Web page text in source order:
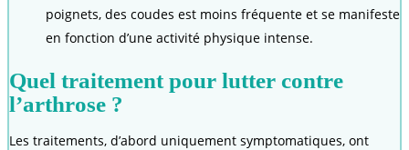
poignets, des coudes est moins fréquente et se manifeste
en fonction d’une activité physique intense.
Quel traitement pour lutter contre
l’arthrose ?
Les traitements, d’abord uniquement symptomatiques, ont